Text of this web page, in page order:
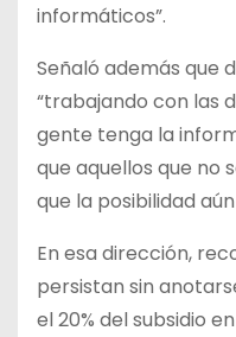
informáticos”.
Señaló además que
“trabajando con las
gente tenga la
que aquellos que no
que la posibilidad
En esa dirección,
persistan sin
el 20% del subsidio